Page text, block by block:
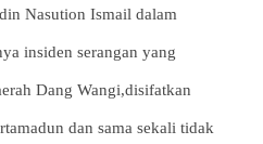
Nasution Ismail dalam
insiden serangan yang
Dang Wangi,disifatkan
dan sama sekali tidak